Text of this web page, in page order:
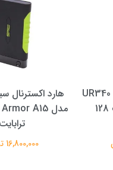
فلش مموری ای دیتا UR340
USB 3.2 ظرفیت 128
هارد اکسترنال
ترابایت
16,800,000 تومان